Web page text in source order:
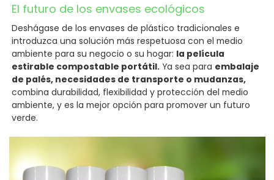
El futuro de los envases ecológicos
Deshágase de los envases de plástico tradicionales e
introduzca una solución más respetuosa con el medio
ambiente para su negocio o su hogar: la película
estirable compostable portátil. Ya sea para embalaje
de palés, necesidades de transporte o mudanzas,
combina durabilidad, flexibilidad y protección del medio
ambiente, y es la mejor opción para promover un futuro
verde.